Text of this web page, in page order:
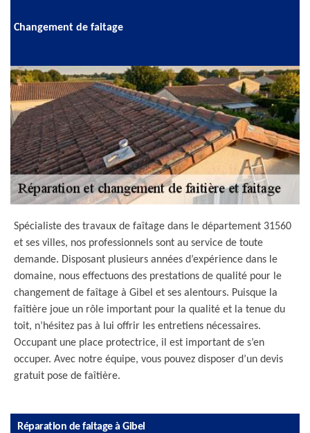
Changement de faitage
Spécialiste des travaux de faîtage dans le département 31560
et ses villes, nos professionnels sont au service de toute
demande. Disposant plusieurs années d’expérience dans le
domaine, nous effectuons des prestations de qualité pour le
changement de faîtage à Gibel et ses alentours. Puisque la
faîtière joue un rôle important pour la qualité et la tenue du
toit, n’hésitez pas à lui offrir les entretiens nécessaires.
Occupant une place protectrice, il est important de s’en
occuper. Avec notre équipe, vous pouvez disposer d’un devis
gratuit pose de faîtière.
Réparation de faitage à Gibel